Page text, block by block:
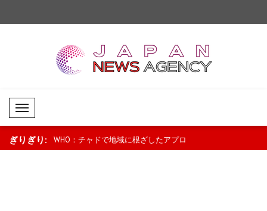
Mobil Menü
ぎりぎり:
価格引き下 WHO：チャドで地域に根ざしたアプロ